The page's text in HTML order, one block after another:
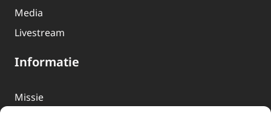
Media
Livestream
Informatie
Missie